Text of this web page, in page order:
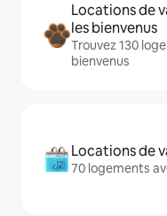
Locations de
les bienvenus
Trouvez 130
bienvenus
Locations de
70 logements